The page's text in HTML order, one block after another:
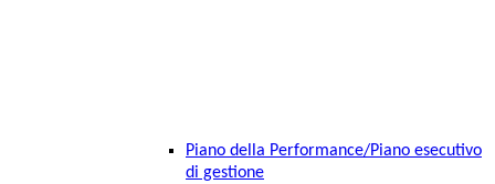
Piano della Performance/Piano esecutivo
di gestione